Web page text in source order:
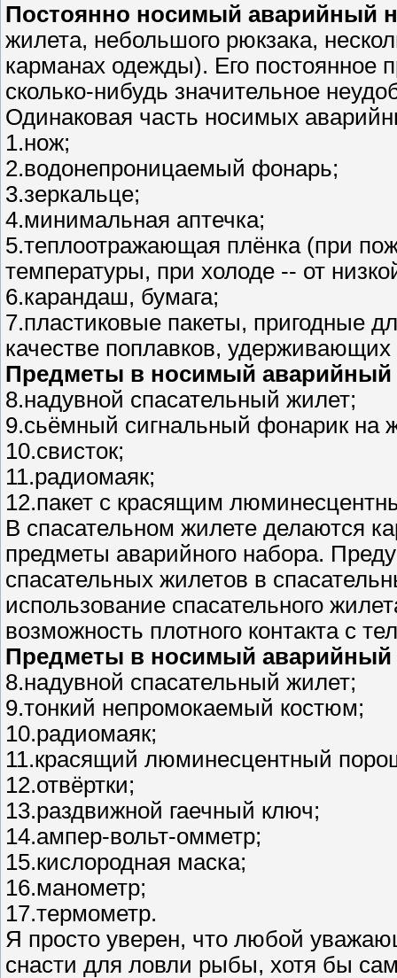
Постоянно носимый аварийный
жилета, небольшого рюкзака,
карманах одежды). Его постоянное
сколько-нибудь значительное
Одинаковая часть носимых
1.нож;
2.водонепроницаемый фонарь;
3.зеркальце;
4.минимальная аптечка;
5.теплоотражающая плёнка (при
температуры, при холоде -- от
6.карандаш, бумага;
7.пластиковые пакеты, пригодные
качестве поплавков,
Предметы в носимый аварийный
8.надувной спасательный жилет;
9.сьёмный сигнальный фонарик на
10.свисток;
11.радиомаяк;
12.пакет с красящим
В спасательном жилете делаются
предметы аварийного набора.
спасательных жилетов в
использование спасательного
возможность плотного контакта с
Предметы в носимый аварийный
8.надувной спасательный жилет;
9.тонкий непромокаемый костюм;
10.радиомаяк;
11.красящий люминесцентный
12.отвёртки;
13.раздвижной гаечный ключ;
14.ампер-вольт-омметр;
15.кислородная маска;
16.манометр;
17.термометр.
Я просто уверен, что любой
снасти для ловли рыбы, хотя бы